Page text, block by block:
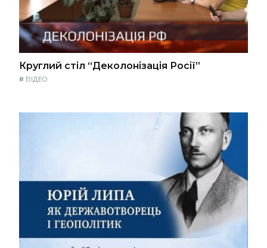
Круглий стіл “Деколонізація Росії”
# ВІДЕО